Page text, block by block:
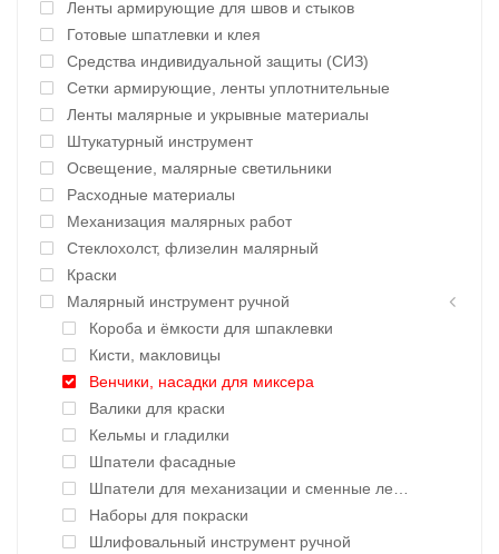
Ленты армирующие для швов и стыков
Готовые шпатлевки и клея
Средства индивидуальной защиты (СИЗ)
Сетки армирующие, ленты уплотнительные
Ленты малярные и укрывные материалы
Штукатурный инструмент
Освещение, малярные светильники
Расходные материалы
Механизация малярных работ
Стеклохолст, флизелин малярный
Краски
Малярный инструмент ручной
Короба и ёмкости для шпаклевки
Кисти, макловицы
Венчики, насадки для миксера
Валики для краски
Кельмы и гладилки
Шпатели фасадные
Шпатели для механизации и сменные лезвия
Наборы для покраски
Шлифовальный инструмент ручной